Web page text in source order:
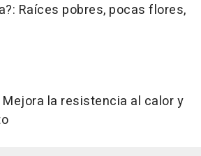
Raíces pobres, pocas flores,
Mejora la resistencia al calor y